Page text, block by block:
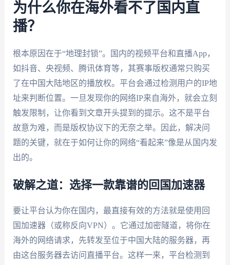
为什么你在海外看不了国内直
播？
根本原因在于“地理封锁”。国内的视频平台和直播App，
如抖音、央视频、腾讯体育等，其赛事版权通常只购买
了在中国大陆地区的播放权。平台会通过检测用户的IP地
址来判断位置。一旦发现你的网络IP来自海外，就会立刻
触发限制，让你看到文章开头提到的提示。这不是平台
故意为难，而是版权协议下的无奈之举。因此，解决问
题的关键，就在于如何让你的网络“看起来”像是从国内发
出的。
破解之道：选择一款靠谱的回国加速器
要让平台认为你在国内，最直接有效的方法就是使用回
国加速器（或称反向VPN）。它通过加密隧道，将你在
海外的网络请求，先转发至位于中国大陆的服务器，再
由这台服务器去访问直播平台。这样一来，平台检测到